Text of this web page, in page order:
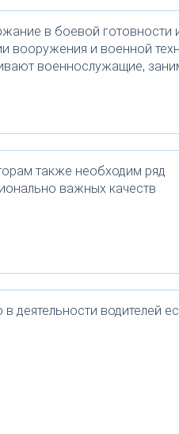
в боевой готовности
вооружения и военной
военнослужащие,
также необходим ряд
важных качеств
в деятельности водителей